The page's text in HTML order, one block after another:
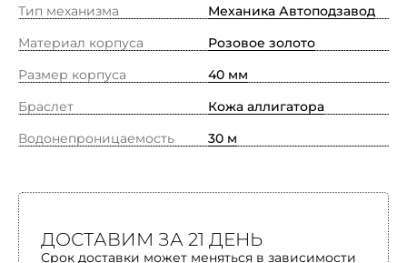
Тип механизма
Механика Автоподзавод
Материал корпуса
Розовое золото
Размер корпуса
40 мм
Браслет
Кожа аллигатора
Водонепроницаемость
30 м
ДОСТАВИМ ЗА 21 ДЕНЬ
Срок доставки может меняться в зависимости